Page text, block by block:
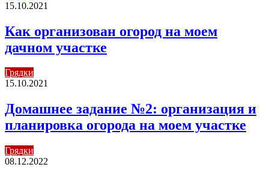
15.10.2021
Как организован огород на моем
дачном участке
Грядки
15.10.2021
Домашнее задание №2: организация и
планировка огорода на моем участке
Грядки
08.12.2022